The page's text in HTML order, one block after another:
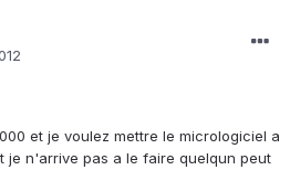
et je voulez mettre le micrologiciel a
je n'arrive pas a le faire quelqun peut